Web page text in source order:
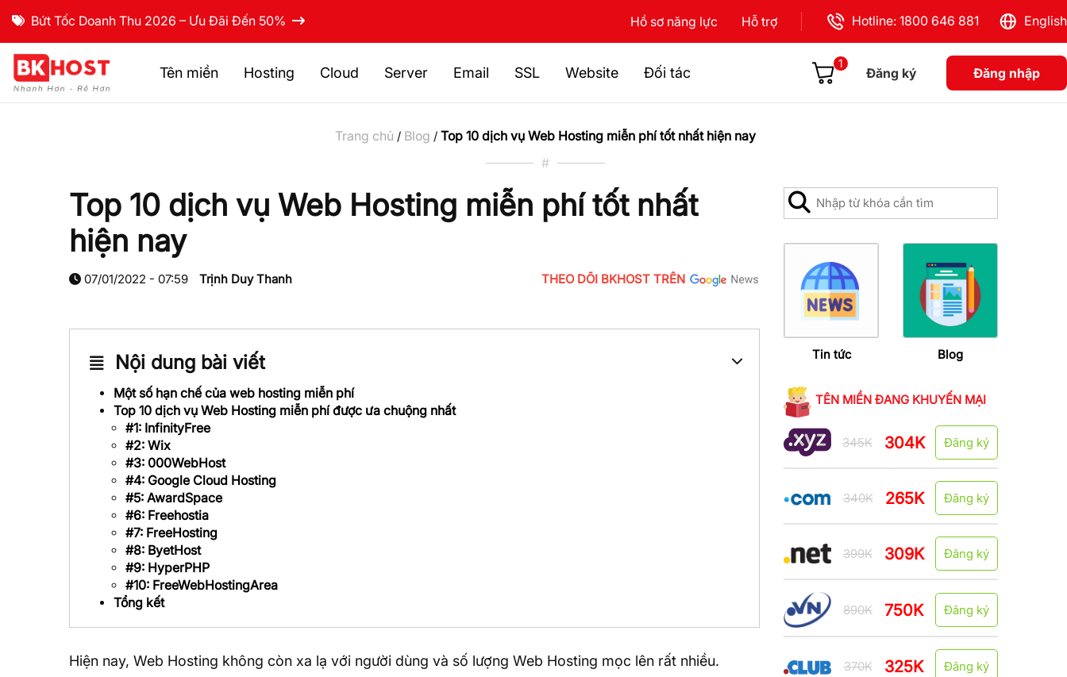
Bứt Tốc Doanh Thu 2026 – Ưu Đãi Đến 50% Hồ sơ năng lực Hỗ trợ Hotline: 1800 646 881 English
Tên miền Hosting Cloud Server Email SSL Website Đối tác
1
Đăng ký Đăng nhập
Trang chủ / Blog / Top 10 dịch vụ Web Hosting miễn phí tốt nhất hiện nay
#
Top 10 dịch vụ Web Hosting miễn phí tốt nhất
hiện nay
07/01/2022 - 07:59 Trịnh Duy Thanh THEO DÕI BKHOST TRÊN
Nội dung bài viết
Một số hạn chế của web hosting miễn phí
Top 10 dịch vụ Web Hosting miễn phí được ưa chuộng nhất
#1: InfinityFree
#2: Wix
#3: 000WebHost
#4: Google Cloud Hosting
#5: AwardSpace
#6: Freehostia
#7: FreeHosting
#8: ByetHost
#9: HyperPHP
#10: FreeWebHostingArea
Tổng kết
Hiện nay, Web Hosting không còn xa lạ với người dùng và số lượng Web Hosting mọc lên rất nhiều.
Tin tức Blog
TÊN MIỀN ĐANG KHUYẾN MẠI
345K 304K Đăng ký
340K 265K Đăng ký
399K 309K Đăng ký
890K 750K Đăng ký
370K 325K Đăng ký